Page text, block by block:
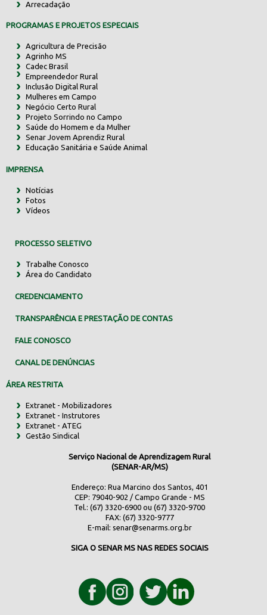
Arrecadação
PROGRAMAS E PROJETOS ESPECIAIS
Agricultura de Precisão
Agrinho MS
Cadec Brasil
Empreendedor Rural
Inclusão Digital Rural
Mulheres em Campo
Negócio Certo Rural
Projeto Sorrindo no Campo
Saúde do Homem e da Mulher
Senar Jovem Aprendiz Rural
Educação Sanitária e Saúde Animal
IMPRENSA
Notícias
Fotos
Vídeos
PROCESSO SELETIVO
Trabalhe Conosco
Área do Candidato
CREDENCIAMENTO
TRANSPARÊNCIA E PRESTAÇÃO DE CONTAS
FALE CONOSCO
CANAL DE DENÚNCIAS
ÁREA RESTRITA
Extranet - Mobilizadores
Extranet - Instrutores
Extranet - ATEG
Gestão Sindical
Serviço Nacional de Aprendizagem Rural
(SENAR-AR/MS)
Endereço: Rua Marcino dos Santos, 401
CEP: 79040-902 / Campo Grande - MS
Tel.: (67) 3320-6900 ou (67) 3320-9700
FAX: (67) 3320-9777
E-mail: senar@senarms.org.br
SIGA O SENAR MS NAS REDES SOCIAIS